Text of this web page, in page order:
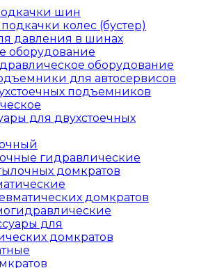
шин
колес (бустер)
давления в шинах
оборудование
оборудование
для автосервисов
подъемников
для двухстоечных
гидравлические
домкратов
домкратов
для
домкратов